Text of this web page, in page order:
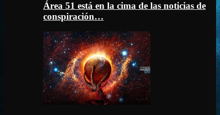
Área 51 está en la cima de las noticias de
conspiración…